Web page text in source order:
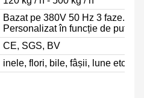
Bazat pe 380V 50 Hz 3 faze.
Personalizat în funcție de
CE, SGS, BV
inele, flori, bile, fâșii, lune etc.